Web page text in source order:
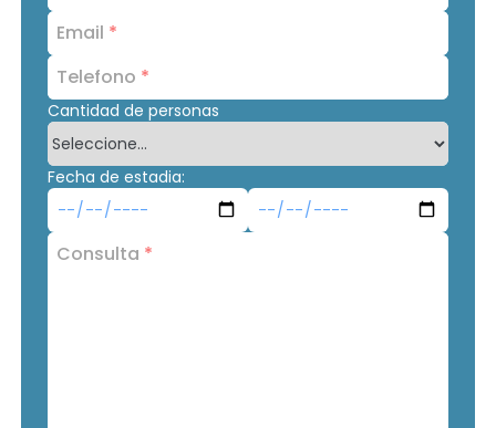
Email *
Telefono *
Cantidad de personas
Fecha de estadia:
Consulta *